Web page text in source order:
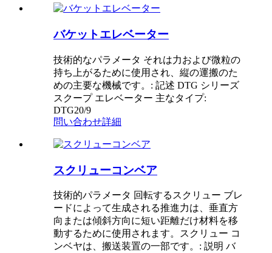
バケットエレベーター
技術的なパラメータ それは力および微粒の
持ち上がるために使用され、縦の運搬のた
めの主要な機械です。: 記述 DTG シリーズ
スクープ エレベーター 主なタイプ:
DTG20/9
問い合わせ詳細
スクリューコンベア
技術的パラメータ 回転するスクリュー ブレ
ードによって生成される推進力は、垂直方
向または傾斜方向に短い距離だけ材料を移
動するために使用されます。スクリュー コ
ンベヤは、搬送装置の一部です。: 説明 バ